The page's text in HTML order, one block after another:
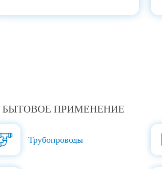
БЫТОВОЕ ПРИМЕНЕНИЕ
Трубопроводы